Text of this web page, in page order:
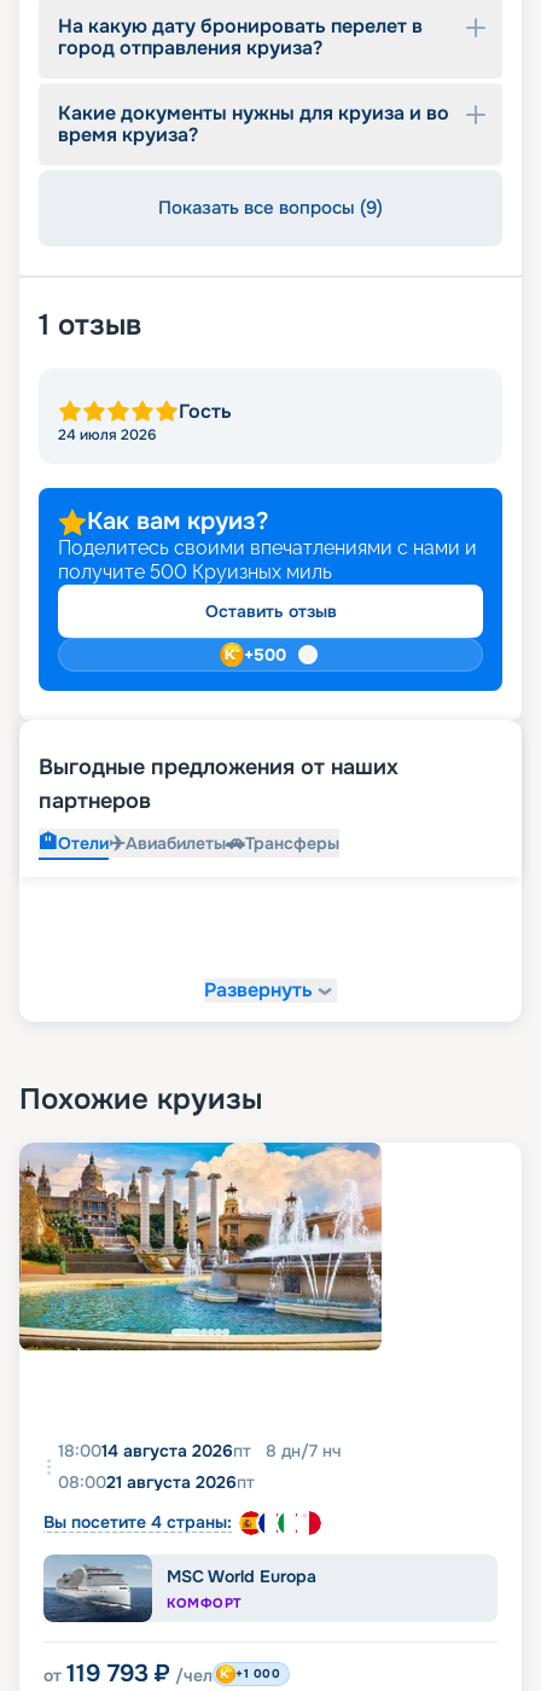
На какую дату бронировать перелет в
город отправления круиза?
Какие документы нужны для круиза и во
время круиза?
Показать все вопросы (9)
1 отзыв
Гость
24 июля 2026
Как вам круиз?
Поделитесь своими впечатлениями с нами и
получите 500 Круизных миль
Оставить отзыв
+500
Выгодные предложения от наших
партнеров
🏨Отели✈️Авиабилеты🚗Трансферы
Развернуть
Похожие круизы
18:0014 августа 2026пт 8 дн/7 нч
08:0021 августа 2026пт
Вы посетите 4 страны:
MSC World Europa
КОМФОРТ
от 119 793 ₽ /чел +1 000